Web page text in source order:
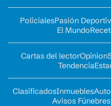
PolicialesPasión
El Mundo
Cartas del lectorOpinion
Tendencia
ClasificadosInmuebles
Avisos